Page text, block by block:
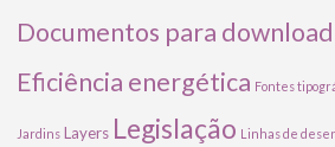
Documentos para download
Eficiência energética Fontes
Jardins Layers Legislação Linhas de